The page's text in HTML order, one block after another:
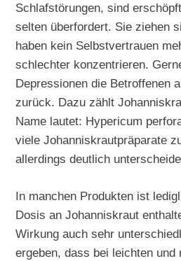
Schlafstörungen, sind
selten überfordert. Sie ziehen
haben kein Selbstvertrauen
schlechter konzentrieren.
Depressionen die Betroffenen
zurück. Dazu zählt
Name lautet: Hypericum
viele Johanniskrautpräparate
allerdings deutlich
In manchen Produkten ist
Dosis an Johanniskraut
Wirkung auch sehr
ergeben, dass bei leichten und